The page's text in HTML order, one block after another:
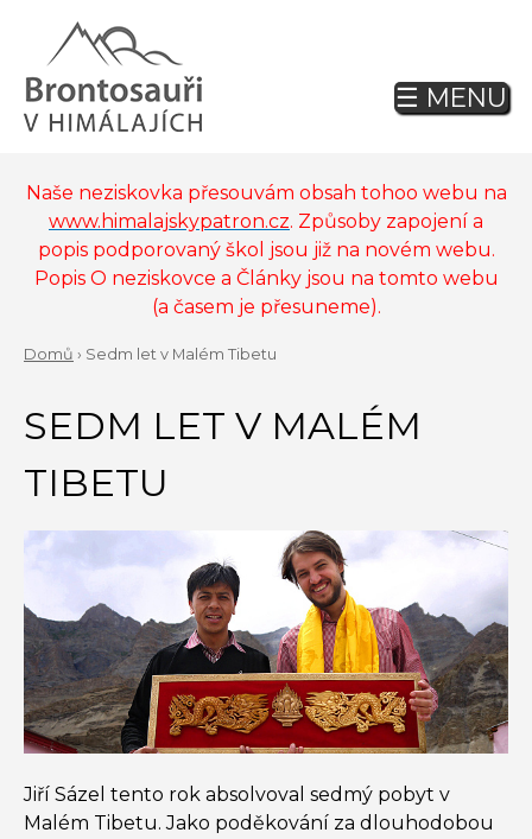
navigation
Naše neziskovka přesouvám obsah tohoo webu na
www.himalajskypatron.cz. Způsoby zapojení a
popis podporovaný škol jsou již na novém webu.
Popis O neziskovce a Články jsou na tomto webu
(a časem je přesuneme).
ARE
HERE
Domů › Sedm let v Malém Tibetu
to
top
SEDM LET V MALÉM
TIBETU
Jiří Sázel tento rok absolvoval sedmý pobyt v
Malém Tibetu. Jako poděkování za dlouhodobou
Back
to
☰ MENU